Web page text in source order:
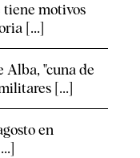
tiene motivos
[...]
Alba, "cuna de
[...]
en